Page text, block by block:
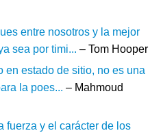
entre nosotros y la mejor
sea por timi... – Tom Hooper
en estado de sitio, no es una
la poes... – Mahmoud
fuerza y el carácter de los